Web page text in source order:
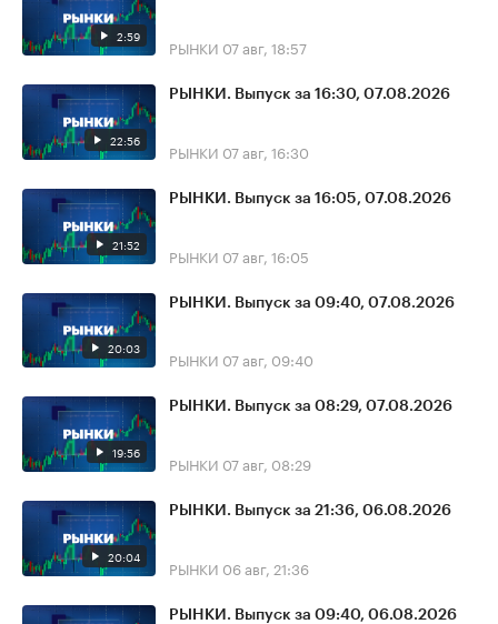
2:59 РЫНКИ 07 авг, 18:57
22:56
РЫНКИ. Выпуск за 16:30, 07.08.2026
РЫНКИ 07 авг, 16:30
21:52
РЫНКИ. Выпуск за 16:05, 07.08.2026
РЫНКИ 07 авг, 16:05
20:03
РЫНКИ. Выпуск за 09:40, 07.08.2026
РЫНКИ 07 авг, 09:40
19:56
РЫНКИ. Выпуск за 08:29, 07.08.2026
РЫНКИ 07 авг, 08:29
20:04
РЫНКИ. Выпуск за 21:36, 06.08.2026
РЫНКИ 06 авг, 21:36
РЫНКИ. Выпуск за 09:40, 06.08.2026